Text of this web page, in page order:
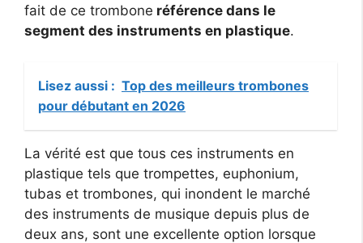
fait de ce trombone référence dans le
segment des instruments en plastique.
Lisez aussi : Top des meilleurs trombones
pour débutant en 2026
La vérité est que tous ces instruments en
plastique tels que trompettes, euphonium,
tubas et trombones, qui inondent le marché
des instruments de musique depuis plus de
deux ans, sont une excellente option lorsque